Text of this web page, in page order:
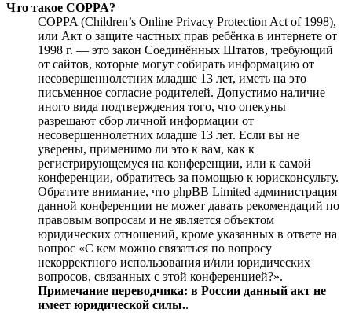
Что такое COPPA?
COPPA (Children’s Online Privacy Protection Act of 1998),
или Акт о защите частных прав ребёнка в интернете от
1998 г. — это закон Соединённых Штатов, требующий
от сайтов, которые могут собирать информацию от
несовершеннолетних младше 13 лет, иметь на это
письменное согласие родителей. Допустимо наличие
иного вида подтверждения того, что опекуны
разрешают сбор личной информации от
несовершеннолетних младше 13 лет. Если вы не
уверены, применимо ли это к вам, как к
регистрирующемуся на конференции, или к самой
конференции, обратитесь за помощью к юрисконсульту.
Обратите внимание, что phpBB Limited администрация
данной конференции не может давать рекомендаций по
правовым вопросам и не является объектом
юридических отношений, кроме указанных в ответе на
вопрос «С кем можно связаться по вопросу
некорректного использования и/или юридических
вопросов, связанных с этой конференцией?».
Примечание переводчика: в России данный акт не
имеет юридической силы..